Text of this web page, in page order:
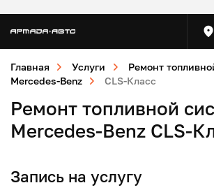
Главная Услуги
Ремонт
Mercedes-Benz
CLS-Класс
Ремонт топливной
Mercedes-Benz CLS-
Запись на услугу